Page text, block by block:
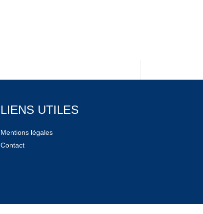
LIENS UTILES
Mentions légales
Contact